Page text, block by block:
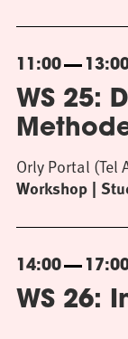
11:00
WS 25:
Workshop
Orly Portal (Tel
14:00
WS 26: